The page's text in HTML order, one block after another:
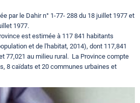
par le Dahir n° 1-77- 288 du 18 juillet 1977 et
1977.
est estimée à 117 841 habitants
et de l'habitat, 2014), dont 117,841
77,021 au milieu rural. La Province compte
8 caïdats et 20 communes urbaines et